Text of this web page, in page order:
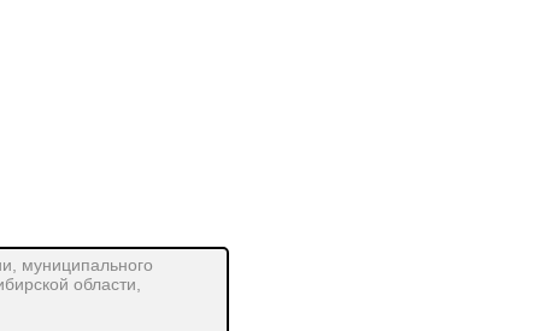
муниципального
области,